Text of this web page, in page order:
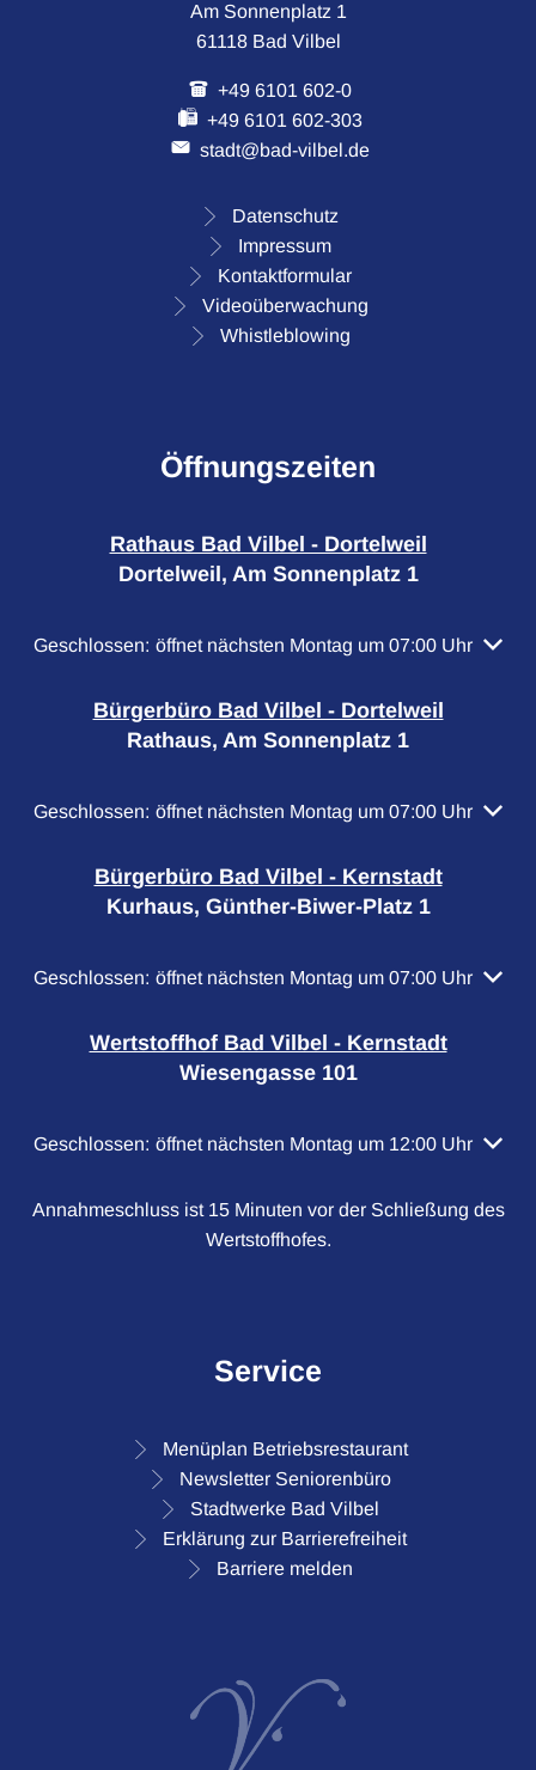
Am Sonnenplatz 1
61118 Bad Vilbel
+49 6101 602-0
+49 6101 602-303
stadt@bad-vilbel.de
Datenschutz
Impressum
Kontaktformular
Videoüberwachung
Whistleblowing
Öffnungszeiten
Rathaus Bad Vilbel - Dortelweil
Dortelweil, Am Sonnenplatz 1
Klicken, um weitere Öffnungs- oder Schließzeiten
Geschlossen: öffnet nächsten Montag um 07:00 Uhr
Bürgerbüro Bad Vilbel - Dortelweil
Rathaus, Am Sonnenplatz 1
Klicken, um weitere Öffnungs- oder Schließzeiten
Geschlossen: öffnet nächsten Montag um 07:00 Uhr
Bürgerbüro Bad Vilbel - Kernstadt
Kurhaus, Günther-Biwer-Platz 1
Klicken, um weitere Öffnungs- oder Schließzeiten
Geschlossen: öffnet nächsten Montag um 07:00 Uhr
Wertstoffhof Bad Vilbel - Kernstadt
Wiesengasse 101
Klicken, um weitere Öffnungs- oder Schließzeiten
Geschlossen: öffnet nächsten Montag um 12:00 Uhr
Annahmeschluss ist 15 Minuten vor der Schließung des
Wertstoffhofes.
Service
Menüplan Betriebsrestaurant
Newsletter Seniorenbüro
Stadtwerke Bad Vilbel
Erklärung zur Barrierefreiheit
Barriere melden